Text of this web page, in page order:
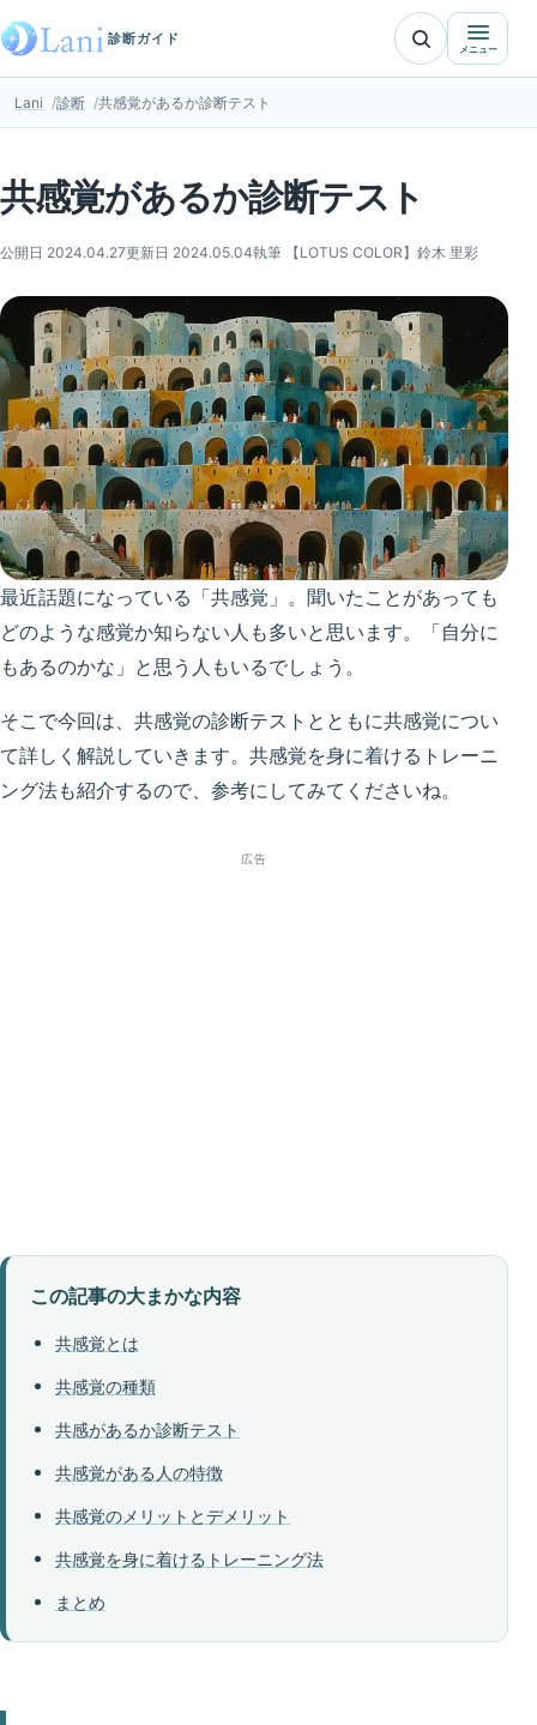
診断ガイド
メニュー
Lani 診断 共感覚があるか診断テスト
共感覚があるか診断テスト
公開日 2024.04.27更新日 2024.05.04執筆 【LOTUS COLOR】鈴木 里彩
最近話題になっている「共感覚」。聞いたことがあっても
どのような感覚か知らない人も多いと思います。「自分に
もあるのかな」と思う人もいるでしょう。
そこで今回は、共感覚の診断テストとともに共感覚につい
て詳しく解説していきます。共感覚を身に着けるトレーニ
ング法も紹介するので、参考にしてみてくださいね。
広告
この記事の大まかな内容
共感覚とは
共感覚の種類
共感があるか診断テスト
共感覚がある人の特徴
共感覚のメリットとデメリット
共感覚を身に着けるトレーニング法
まとめ